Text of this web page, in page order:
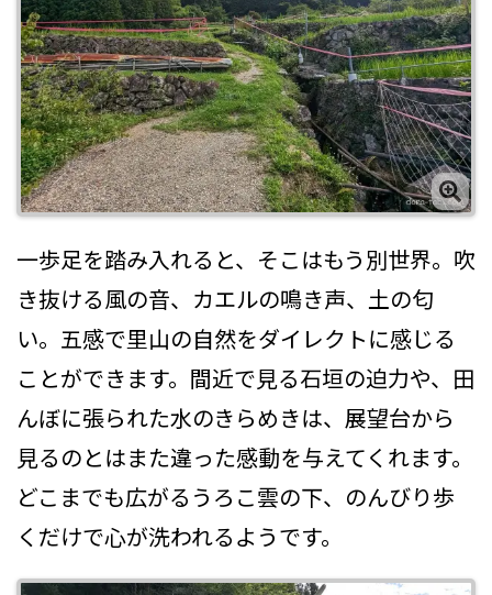
一歩足を踏み入れると、そこはもう別世界。吹
き抜ける風の音、カエルの鳴き声、土の匂
い。五感で里山の自然をダイレクトに感じる
ことができます。間近で見る石垣の迫力や、田
んぼに張られた水のきらめきは、展望台から
見るのとはまた違った感動を与えてくれます。
どこまでも広がるうろこ雲の下、のんびり歩
くだけで心が洗われるようです。